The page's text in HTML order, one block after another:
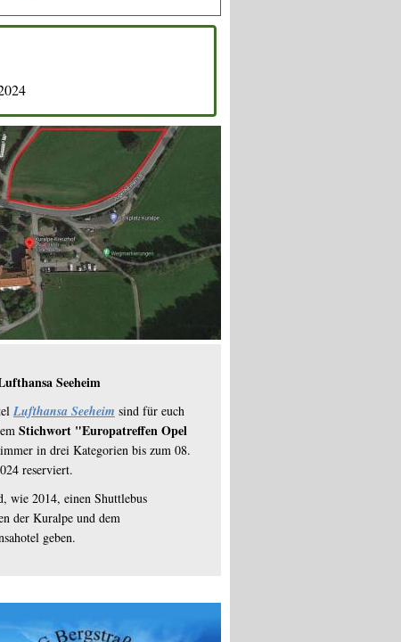
Seeheim
Lufthansa Seeheim sind für euch
Stichwort "Europatreffen Opel
in drei Kategorien bis zum 08.
reserviert.
wie 2014, einen Shuttlebus
der Kuralpe und dem
geben.